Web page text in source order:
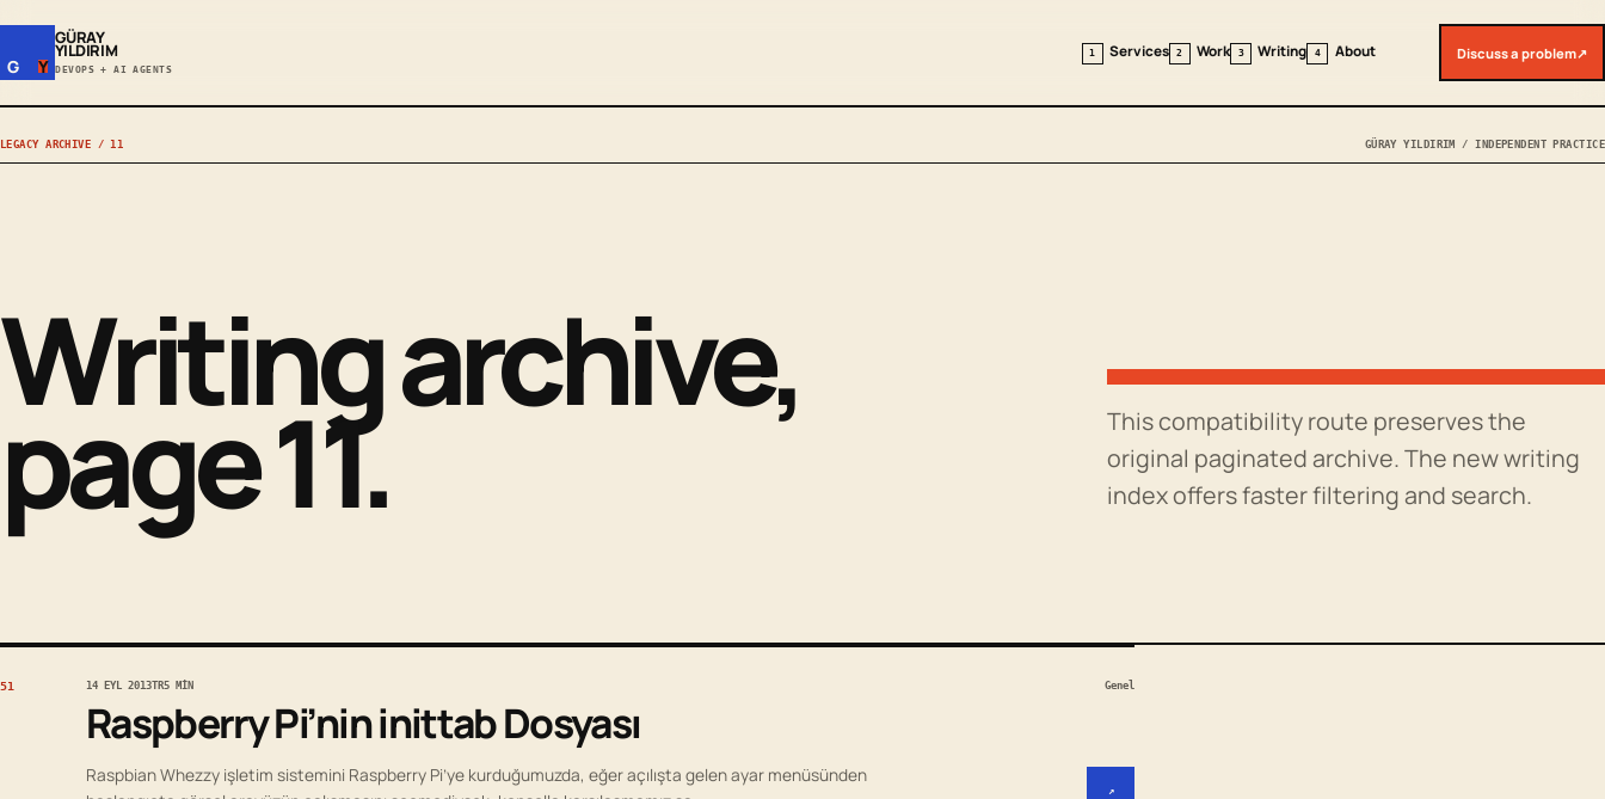
G Y
GÜRAY
YILDIRIM
DEVOPS + AI AGENTS
1 Services 2 Work 3 Writing 4 About Discuss a problem↗
LEGACY ARCHIVE / 11 GÜRAY YILDIRIM / INDEPENDENT PRACTICE
Writing archive,
page 11.
This compatibility route preserves the
original paginated archive. The new writing
index offers faster filtering and search.
51 14 EYL 2013TR5 MIN
Raspberry Pi’nin inittab Dosyası
Raspbian Whezzy işletim sistemini Raspberry Pi’ye kurduğumuzda, eğer açılışta gelen ayar menüsünden
Genel
↗